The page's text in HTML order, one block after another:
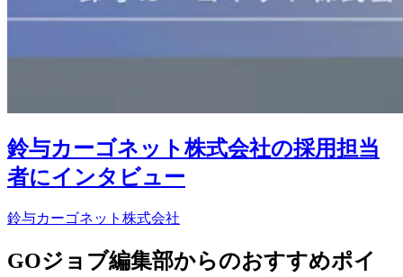
鈴与カーゴネット株式会社の採用担当
者にインタビュー
鈴与カーゴネット株式会社
GOジョブ編集部からのおすすめポイ